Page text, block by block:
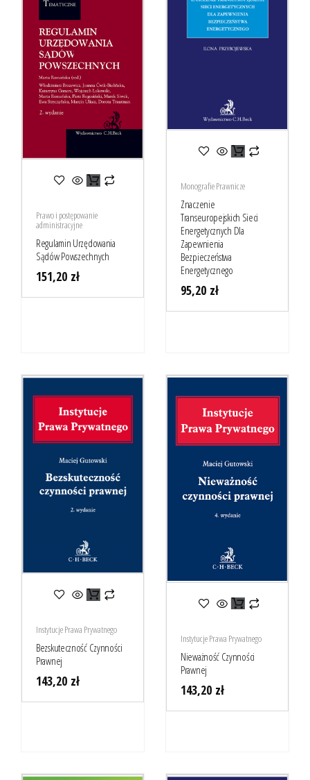
Prawo i postępowanie
administracyjne
Regulamin Urzędowania
Sądów Powszechnych
151,20 zł
Monografie Prawnicze
Znaczenie
Transeuropejskich Sieci
Energetycznych Dla
Zapewnienia
Bezpieczeństwa
Energetycznego
95,20 zł
Instytucje Prawa Prywatnego
Bezskuteczność Czynności
Prawnej
143,20 zł
Instytucje Prawa Prywatnego
Nieważność Czynności
Prawnej
143,20 zł